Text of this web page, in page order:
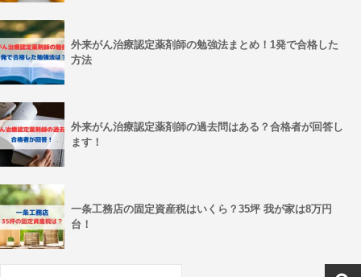
外来がん治療認定薬剤師の勉強法まとめ！1発で合格した
方法
外来がん治療認定薬剤師の過去問はある？合格者が回答し
ます！
一条工務店の固定資産税はいくら？35坪 我が家は8万円
台！